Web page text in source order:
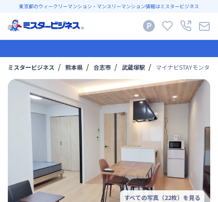
東京都のウィークリーマンション・マンスリーマンション情報はミスタービジネス
ミスタービジネス 熊本県 合志市 武蔵塚駅 マイナビSTAYモンタ
すべての写真（22枚）を見る